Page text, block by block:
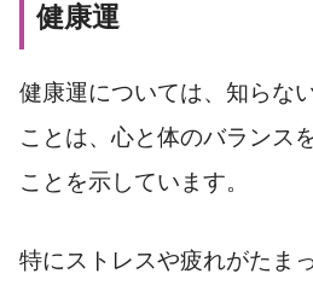
健康運
健康運については、知らな
ことは、心と体のバランス
ことを示しています。
特にストレスや疲れがたま